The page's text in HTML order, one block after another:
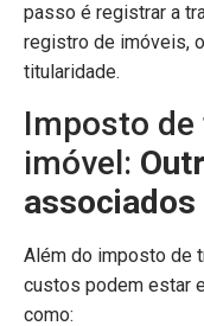
passo é registrar a
registro de imóveis,
titularidade.
Imposto
imóvel:
associados
Além do imposto de
custos podem estar
como: